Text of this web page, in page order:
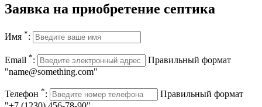
Заявка на приобретение септика
Имя *:
Email *:
Правильный формат
"name@something.com"
Телефон *:
Правильный формат